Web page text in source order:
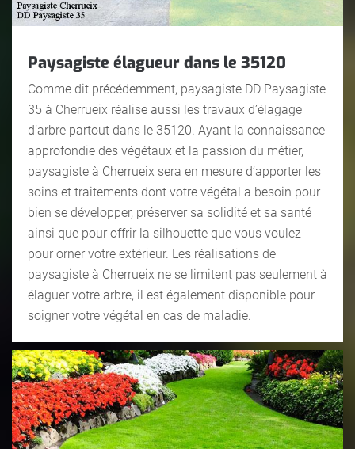
Paysagiste élagueur dans le 35120
Comme dit précédemment, paysagiste DD Paysagiste
35 à Cherrueix réalise aussi les travaux d’élagage
d’arbre partout dans le 35120. Ayant la connaissance
approfondie des végétaux et la passion du métier,
paysagiste à Cherrueix sera en mesure d’apporter les
soins et traitements dont votre végétal a besoin pour
bien se développer, préserver sa solidité et sa santé
ainsi que pour offrir la silhouette que vous voulez
pour orner votre extérieur. Les réalisations de
paysagiste à Cherrueix ne se limitent pas seulement à
élaguer votre arbre, il est également disponible pour
soigner votre végétal en cas de maladie.